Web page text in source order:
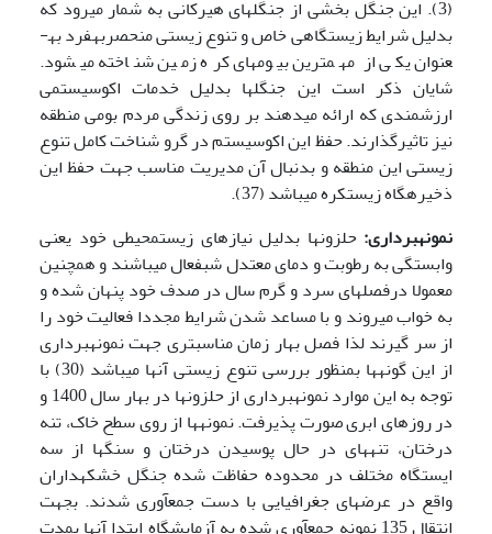
(3). این جنگل بخشی از جنگل­های هیرکانی به شمار می­رود که
بدلیل شرایط زیستگاهی خاص و تنوع زیستی منحصر­به­فرد به­
عنوان یکی از مهم­ترین بیوم­های کره زمین شناخته می­شود.
شایان ذکر است این جنگل­ها بدلیل خدمات اکوسیستمی
ارزشمندی که ارائه می­دهند بر روی زندگی مردم بومی منطقه
نیز تاثیرگذارند. حفظ این اکوسیستم در گرو شناخت کامل تنوع
زیستی این منطقه و بدنبال آن مدیریت مناسب جهت حفظ این
ذخیرهگاه زیست­کره می­باشد (37).
نمونه­برداری:حلزون­ها بدلیل نیازهای زیست­محیطی خود یعنی
وابستگی به رطوبت و دمای معتدل شب­فعال می­باشند و همچنین
معمولا درفصل­های سرد و گرم سال در صدف خود پنهان شده و
به خواب می­روند و با مساعد شدن شرایط مجددا فعالیت خود را
از سر گیرند لذا فصل بهار زمان مناسب­تری جهت نمونه­برداری
از این گونه­ها بمنظور بررسی تنوع زیستی آن­ها می­باشد (30) با
توجه به این موارد نمونه­برداری از حلزون­ها در بهار سال 1400 و
در روزهای ابری صورت پذیرفت. نمونه­ها از روی سطح خاک، تنه
درختان، تنه­های در حال پوسیدن درختان و سنگ­ها از سه
ایستگاه مختلف در محدوده حفاظت شده جنگل خشکه­داران
واقع در عرض­های جغرافیایی با دست جمع­آوری شدند. بجهت
انتقال 135 نمونه جمع­آوری شده به آزمایشگاه ابتدا آن­ها بمدت